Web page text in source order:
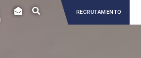
RECRUTAMENTO